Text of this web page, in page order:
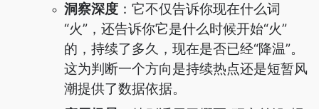
洞察深度 ：它不仅告诉你现在什么词
“火”，还告诉你它是什么时候开始“火”
的，持续了多久，现在是否已经“降温”。
这为判断一个方向是持续热点还是短暂风
潮提供了数据依据。